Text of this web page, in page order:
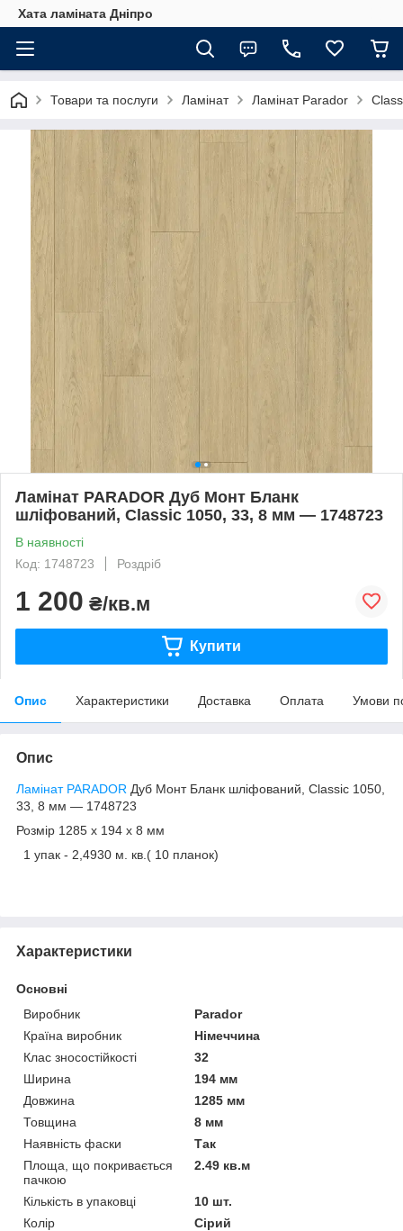
Хата ламіната Дніпро
Товари та послуги Ламінат Ламінат Parador
Ламінат PARADOR Дуб Монт Бланк
шліфований, Classic 1050, 33, 8 мм — 1748723
В наявності
Код: 1748723
Роздріб
1 200 ₴/кв.м
Купити
Опис Характеристики Доставка Оплата Умови
Опис
Ламінат PARADOR Дуб Монт Бланк шліфований, Classic 1050,
33, 8 мм — 1748723
Розмір 1285 х 194 х 8 мм
1 упак - 2,4930 м. кв.( 10 планок)
Характеристики
Основні
Виробник
Parador
Країна виробник
Німеччина
Клас зносостійкості
32
Ширина
194 мм
Довжина
1285 мм
Товщина
8 мм
Наявність фаски
Так
Площа, що покривається
пачкою
2.49 кв.м
Кількість в упаковці
10 шт.
Колір
Сірий